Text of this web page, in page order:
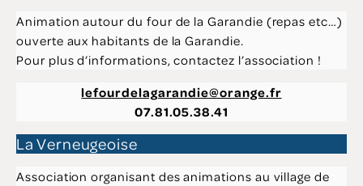
Animation autour du four de la Garandie (repas etc…)
ouverte aux habitants de la Garandie.
Pour plus d’informations, contactez l’association !
lefourdelagarandie@orange.fr
07.81.05.38.41
La Verneugeoise
Association organisant des animations au village de